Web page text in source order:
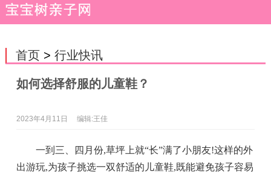
首页> 行业快讯
如何选择舒服的儿童鞋？
2023年4月11日 编辑:王佳
一到三、四月份,草坪上就“长”满了小朋友!这样的外
出游玩,为孩子挑选一双舒适的儿童鞋,既能避免孩子容易